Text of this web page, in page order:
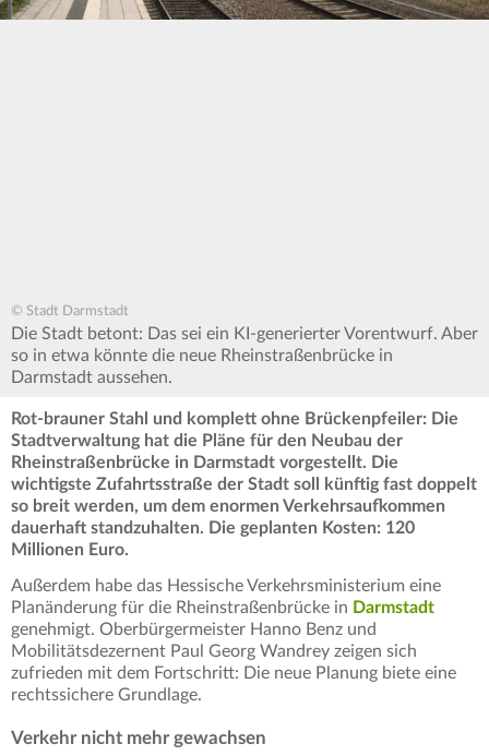
© Stadt Darmstadt
Die Stadt betont: Das sei ein KI-generierter Vorentwurf. Aber
so in etwa könnte die neue Rheinstraßenbrücke in
Darmstadt aussehen.
Rot-brauner Stahl und komplett ohne Brückenpfeiler: Die
Stadtverwaltung hat die Pläne für den Neubau der
Rheinstraßenbrücke in Darmstadt vorgestellt. Die
wichtigste Zufahrtsstraße der Stadt soll künftig fast doppelt
so breit werden, um dem enormen Verkehrsaufkommen
dauerhaft standzuhalten. Die geplanten Kosten: 120
Millionen Euro.
Außerdem habe das Hessische Verkehrsministerium eine
Planänderung für die Rheinstraßenbrücke in Darmstadt
genehmigt. Oberbürgermeister Hanno Benz und
Mobilitätsdezernent Paul Georg Wandrey zeigen sich
zufrieden mit dem Fortschritt: Die neue Planung biete eine
rechtssichere Grundlage.
Verkehr nicht mehr gewachsen